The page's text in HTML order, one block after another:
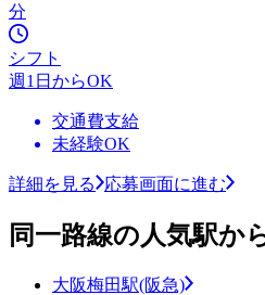
分
シフト
週1日からOK
交通費支給
未経験OK
詳細を見る 応募画面に進む
同一路線の人気駅か
大阪梅田駅(阪急)